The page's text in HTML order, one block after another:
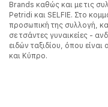
Brands καθώς και με τις
Petridi και SELFIE. Στο
προσωπική της συλλογή,
σε τσάντες γυναικείες -
ειδών ταξιδίου, όπου
και Κύπρο.